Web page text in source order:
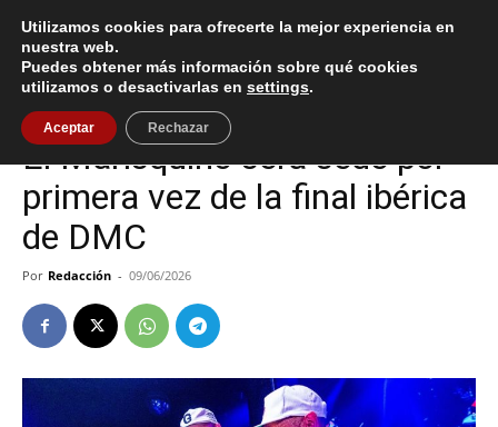
Inicio Cultura / Ocio
Cultura / Ocio Vigo
El Marisquiño será sede por
primera vez de la final ibérica
de DMC
Por Redacción - 09/06/2026
Utilizamos cookies para ofrecerte la mejor experiencia en
nuestra web.
Puedes obtener más información sobre qué cookies
utilizamos o desactivarlas en settings.
Aceptar Rechazar